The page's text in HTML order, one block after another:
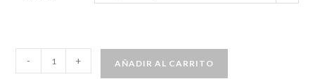
- + AÑADIR AL CARRITO